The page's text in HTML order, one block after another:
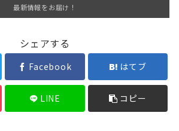
最新情報をお届け！
シェアする
Facebook はてブ
LINE コピー